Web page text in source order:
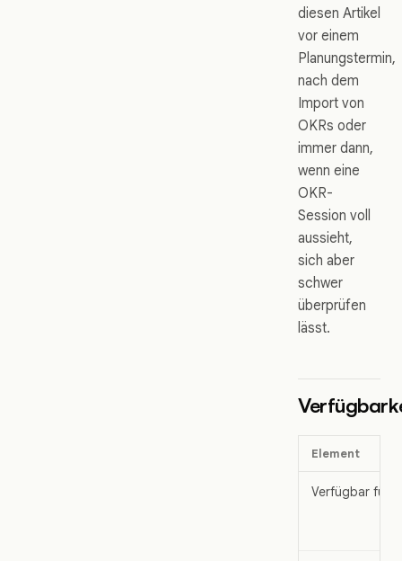
diesen Artikel
vor einem
Planungstermin,
nach dem
Import von
OKRs oder
immer dann,
wenn eine
OKR-
Session voll
aussieht,
sich aber
schwer
überprüfen
lässt.
Element
Verfügbar für